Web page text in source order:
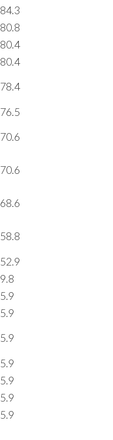
84.3
80.8
80.4
80.4
78.4
76.5
70.6
70.6
68.6
58.8
52.9
9.8
5.9
5.9
5.9
5.9
5.9
5.9
5.9